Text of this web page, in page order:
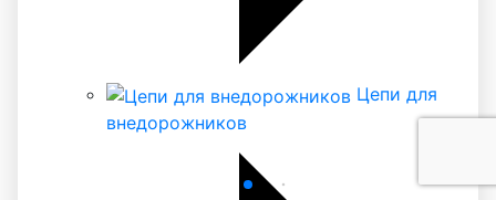
Цепи для
внедорожников